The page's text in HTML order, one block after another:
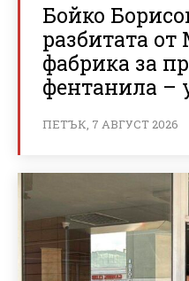
Бойко
разбитата
фабрика за
фентанила –
ПЕТЪК, 7 АВГУСТ 2026